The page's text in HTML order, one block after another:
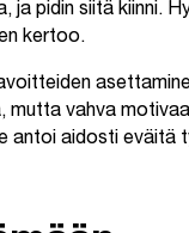
pidin siitä kiinni.
kertoo.
mutta vahva
antoi aidosti eväitä